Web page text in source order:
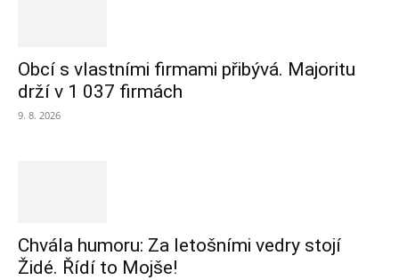
Obcí s vlastními firmami přibývá. Majoritu
drží v 1 037 firmách
9. 8. 2026
Chvála humoru: Za letošními vedry stojí
Židé. Řídí to Mojše!